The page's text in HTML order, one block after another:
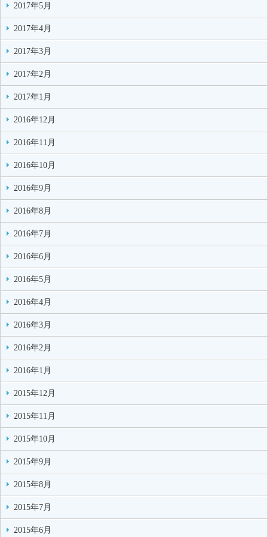
2017年5月
2017年4月
2017年3月
2017年2月
2017年1月
2016年12月
2016年11月
2016年10月
2016年9月
2016年8月
2016年7月
2016年6月
2016年5月
2016年4月
2016年3月
2016年2月
2016年1月
2015年12月
2015年11月
2015年10月
2015年9月
2015年8月
2015年7月
2015年6月